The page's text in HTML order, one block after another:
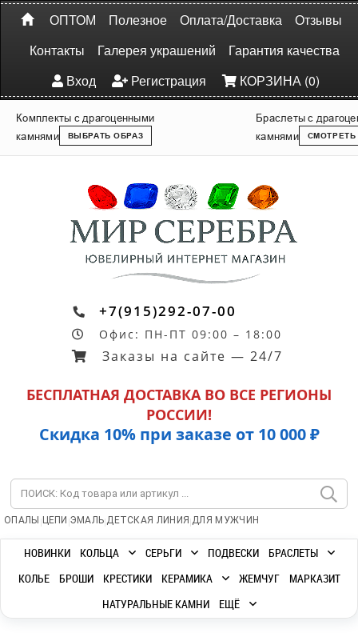
ОПТОМ Полезное Оплата/Доставка
Отзывы
Контакты
Галерея украшений
Гарантия качества
Вход
Регистрация КОРЗИНА (0)
Комплекты с драгоценными
камнями
ВЫБРАТЬ ОБРАЗ
Браслеты с
камнями
СМОТРЕТЬ
+7(915)292-07-00
Офис: ПН-ПТ 09:00 – 18:00
Заказы на сайте — 24/7
БЕСПЛАТНАЯ ДОСТАВКА ВО ВСЕ РЕГИОНЫ
РОССИИ!
Скидка 10% при заказе от 10 000 ₽
ОПАЛЫ | ЦЕПИ |ЭМАЛЬ|ДЕТСКАЯ ЛИНИЯ |ДЛЯ МУЖЧИН
НОВИНКИ КОЛЬЦА СЕРЬГИ ПОДВЕСКИ
БРАСЛЕТЫ
КОЛЬЕ
БРОШИ КРЕСТИКИ КЕРАМИКА ЖЕМЧУГ
МАРКАЗИТ
НАТУРАЛЬНЫЕ КАМНИ
ЕЩЁ